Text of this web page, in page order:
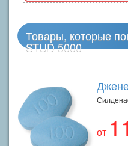
Товары, которые
STUD 5000
от